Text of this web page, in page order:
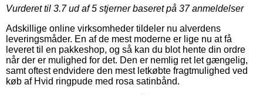
Vurderet til 3.7ud af 5 stjerner baseret på 37anmeldelser
Adskillige online virksomheder tildeler nu alverdens
leveringsmåder. En af de mest moderne er lige nu at få
leveret til en pakkeshop, og så kan du blot hente din ordre
når der er mulighed for det. Den er nemlig ret let gængelig,
samt oftest endvidere den mest letkøbte fragtmulighed ved
køb af Hvid ringpude med rosa satinbånd.